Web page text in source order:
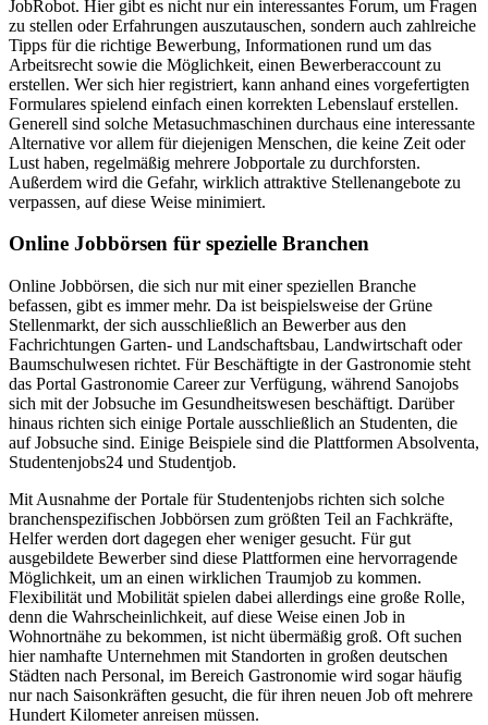
JobRobot. Hier gibt es nicht nur ein interessantes Forum, um Fragen
zu stellen oder Erfahrungen auszutauschen, sondern auch zahlreiche
Tipps für die richtige Bewerbung, Informationen rund um das
Arbeitsrecht sowie die Möglichkeit, einen Bewerberaccount zu
erstellen. Wer sich hier registriert, kann anhand eines vorgefertigten
Formulares spielend einfach einen korrekten Lebenslauf erstellen.
Generell sind solche Metasuchmaschinen durchaus eine interessante
Alternative vor allem für diejenigen Menschen, die keine Zeit oder
Lust haben, regelmäßig mehrere Jobportale zu durchforsten.
Außerdem wird die Gefahr, wirklich attraktive Stellenangebote zu
verpassen, auf diese Weise minimiert.
Online Jobbörsen für spezielle Branchen
Online Jobbörsen, die sich nur mit einer speziellen Branche
befassen, gibt es immer mehr. Da ist beispielsweise der Grüne
Stellenmarkt, der sich ausschließlich an Bewerber aus den
Fachrichtungen Garten- und Landschaftsbau, Landwirtschaft oder
Baumschulwesen richtet. Für Beschäftigte in der Gastronomie steht
das Portal Gastronomie Career zur Verfügung, während Sanojobs
sich mit der Jobsuche im Gesundheitswesen beschäftigt. Darüber
hinaus richten sich einige Portale ausschließlich an Studenten, die
auf Jobsuche sind. Einige Beispiele sind die Plattformen Absolventa,
Studentenjobs24 und Studentjob.
Mit Ausnahme der Portale für Studentenjobs richten sich solche
branchenspezifischen Jobbörsen zum größten Teil an Fachkräfte,
Helfer werden dort dagegen eher weniger gesucht. Für gut
ausgebildete Bewerber sind diese Plattformen eine hervorragende
Möglichkeit, um an einen wirklichen Traumjob zu kommen.
Flexibilität und Mobilität spielen dabei allerdings eine große Rolle,
denn die Wahrscheinlichkeit, auf diese Weise einen Job in
Wohnortnähe zu bekommen, ist nicht übermäßig groß. Oft suchen
hier namhafte Unternehmen mit Standorten in großen deutschen
Städten nach Personal, im Bereich Gastronomie wird sogar häufig
nur nach Saisonkräften gesucht, die für ihren neuen Job oft mehrere
Hundert Kilometer anreisen müssen.